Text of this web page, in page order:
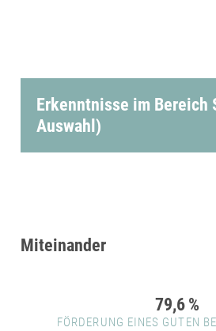
Erkenntnisse im Bereich
Auswahl)
Miteinander
79,6 %
FÖRDERUNG EINES GUTEN